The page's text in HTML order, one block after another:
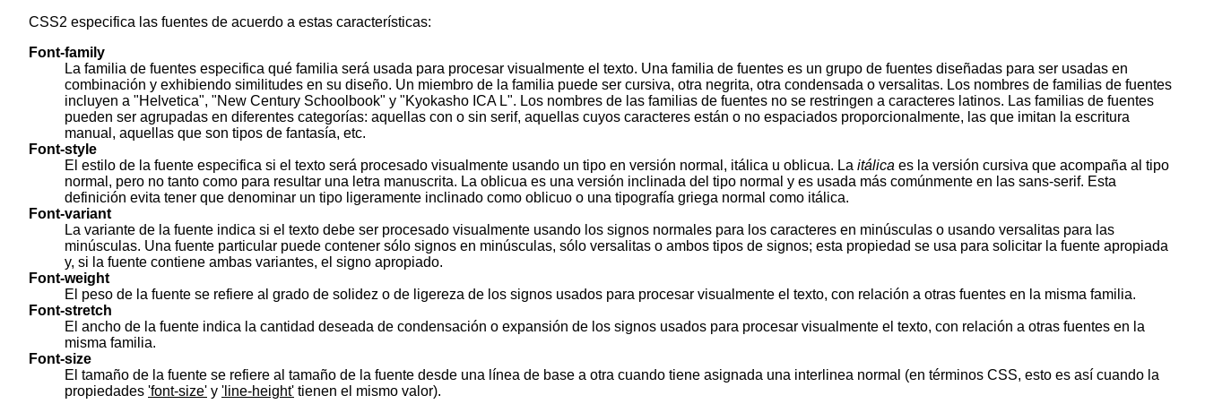
CSS2 especifica las fuentes de acuerdo a estas características:
Font-family
La familia de fuentes especifica qué familia será usada para procesar visualmente el texto. Una familia de fuentes es un grupo de fuentes diseñadas para ser usadas en
combinación y exhibiendo similitudes en su diseño. Un miembro de la familia puede ser cursiva, otra negrita, otra condensada o versalitas. Los nombres de familias de fuentes
incluyen a "Helvetica", "New Century Schoolbook" y "Kyokasho ICA L". Los nombres de las familias de fuentes no se restringen a caracteres latinos. Las familias de fuentes
pueden ser agrupadas en diferentes categorías: aquellas con o sin serif, aquellas cuyos caracteres están o no espaciados proporcionalmente, las que imitan la escritura
manual, aquellas que son tipos de fantasía, etc.
Font-style
El estilo de la fuente especifica si el texto será procesado visualmente usando un tipo en versión normal, itálica u oblicua. La itálica es la versión cursiva que acompaña al tipo
normal, pero no tanto como para resultar una letra manuscrita. La oblicua es una versión inclinada del tipo normal y es usada más comúnmente en las sans-serif. Esta
definición evita tener que denominar un tipo ligeramente inclinado como oblicuo o una tipografía griega normal como itálica.
Font-variant
La variante de la fuente indica si el texto debe ser procesado visualmente usando los signos normales para los caracteres en minúsculas o usando versalitas para las
minúsculas. Una fuente particular puede contener sólo signos en minúsculas, sólo versalitas o ambos tipos de signos; esta propiedad se usa para solicitar la fuente apropiada
y, si la fuente contiene ambas variantes, el signo apropiado.
Font-weight
El peso de la fuente se refiere al grado de solidez o de ligereza de los signos usados para procesar visualmente el texto, con relación a otras fuentes en la misma familia.
Font-stretch
El ancho de la fuente indica la cantidad deseada de condensación o expansión de los signos usados para procesar visualmente el texto, con relación a otras fuentes en la
misma familia.
Font-size
El tamaño de la fuente se refiere al tamaño de la fuente desde una línea de base a otra cuando tiene asignada una interlinea normal (en términos CSS, esto es así cuando la
propiedades 'font-size' y 'line-height' tienen el mismo valor).